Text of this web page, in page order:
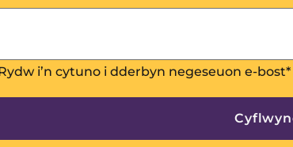
i’n cytuno i dderbyn negeseuon e-bost*